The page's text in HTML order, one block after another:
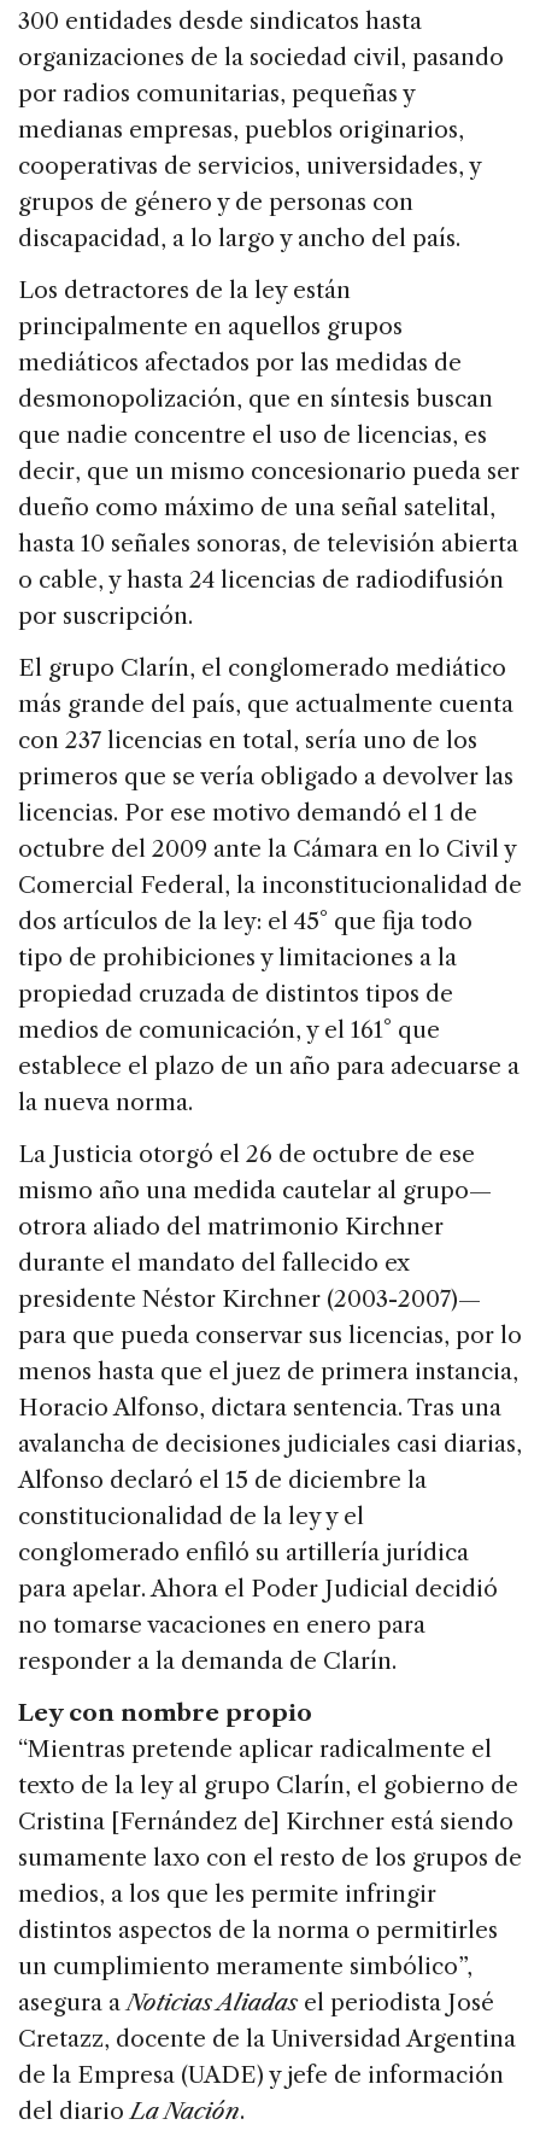
300 entidades desde sindicatos hasta
organizaciones de la sociedad civil, pasando
por radios comunitarias, pequeñas y
medianas empresas, pueblos originarios,
cooperativas de servicios, universidades, y
grupos de género y de personas con
discapacidad, a lo largo y ancho del país.
Los detractores de la ley están
principalmente en aquellos grupos
mediáticos afectados por las medidas de
desmonopolización, que en síntesis buscan
que nadie concentre el uso de licencias, es
decir, que un mismo concesionario pueda ser
dueño como máximo de una señal satelital,
hasta 10 señales sonoras, de televisión abierta
o cable, y hasta 24 licencias de radiodifusión
por suscripción.
El grupo Clarín, el conglomerado mediático
más grande del país, que actualmente cuenta
con 237 licencias en total, sería uno de los
primeros que se vería obligado a devolver las
licencias. Por ese motivo demandó el 1 de
octubre del 2009 ante la Cámara en lo Civil y
Comercial Federal, la inconstitucionalidad de
dos artículos de la ley: el 45° que fija todo
tipo de prohibiciones y limitaciones a la
propiedad cruzada de distintos tipos de
medios de comunicación, y el 161° que
establece el plazo de un año para adecuarse a
la nueva norma.
La Justicia otorgó el 26 de octubre de ese
mismo año una medida cautelar al grupo—
otrora aliado del matrimonio Kirchner
durante el mandato del fallecido ex
presidente Néstor Kirchner (2003-2007)—
para que pueda conservar sus licencias, por lo
menos hasta que el juez de primera instancia,
Horacio Alfonso, dictara sentencia. Tras una
avalancha de decisiones judiciales casi diarias,
Alfonso declaró el 15 de diciembre la
constitucionalidad de la ley y el
conglomerado enfiló su artillería jurídica
para apelar. Ahora el Poder Judicial decidió
no tomarse vacaciones en enero para
responder a la demanda de Clarín.
Ley con nombre propio
“Mientras pretende aplicar radicalmente el
texto de la ley al grupo Clarín, el gobierno de
Cristina [Fernández de] Kirchner está siendo
sumamente laxo con el resto de los grupos de
medios, a los que les permite infringir
distintos aspectos de la norma o permitirles
un cumplimiento meramente simbólico”,
asegura aNoticias Aliadas el periodista José
Cretazz, docente de la Universidad Argentina
de la Empresa (UADE) y jefe de información
del diarioLa Nación.